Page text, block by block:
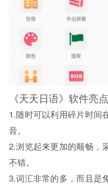
《天天日语》软件亮点
1.随时可以利用碎片时间
音。
2.浏览起来更加的顺畅，
不错。
3.词汇非常的多，而且是